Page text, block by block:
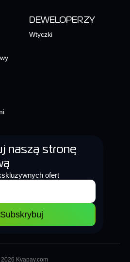
DEWELOPERZY
Wtyczki
naszą stronę
ofert
Subskrybuj
Kvapay.com